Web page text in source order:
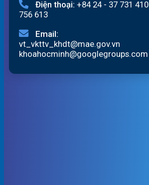
Điện thoại: +84 24 - 37 731 410
756 613
Email:
vt_vkttv_khdt@mae.gov.vn
khoahocminh@googlegroups.com